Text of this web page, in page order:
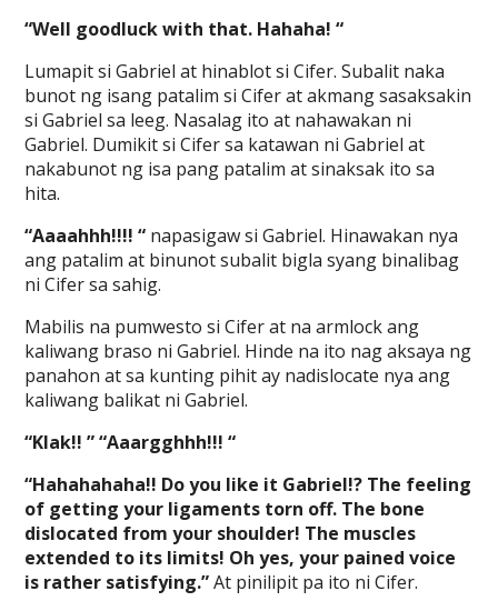
“Well goodluck with that. Hahaha! “
Lumapit si Gabriel at hinablot si Cifer. Subalit naka
bunot ng isang patalim si Cifer at akmang sasaksakin
si Gabriel sa leeg. Nasalag ito at nahawakan ni
Gabriel. Dumikit si Cifer sa katawan ni Gabriel at
nakabunot ng isa pang patalim at sinaksak ito sa
hita.
“Aaaahhh!!!! “ napasigaw si Gabriel. Hinawakan nya
ang patalim at binunot subalit bigla syang binalibag
ni Cifer sa sahig.
Mabilis na pumwesto si Cifer at na armlock ang
kaliwang braso ni Gabriel. Hinde na ito nag aksaya ng
panahon at sa kunting pihit ay nadislocate nya ang
kaliwang balikat ni Gabriel.
“Klak!! ” “Aaargghhh!!! “
“Hahahahaha!! Do you like it Gabriel!? The feeling
of getting your ligaments torn off. The bone
dislocated from your shoulder! The muscles
extended to its limits! Oh yes, your pained voice
is rather satisfying.”At pinilipit pa ito ni Cifer.